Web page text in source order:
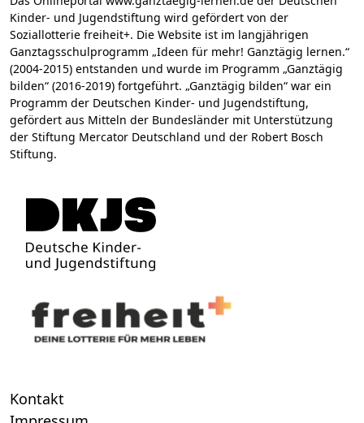
Kinder- und Jugendstiftung wird gefördert von der
Soziallotterie freiheit+. Die Website ist im langjährigen
Ganztagsschulprogramm „Ideen für mehr! Ganztägig lernen.“
(2004-2015) entstanden und wurde im Programm „Ganztägig
bilden“ (2016-2019) fortgeführt. „Ganztägig bilden“ war ein
Programm der Deutschen Kinder- und Jugendstiftung,
gefördert aus Mitteln der Bundesländer mit Unterstützung
der Stiftung Mercator Deutschland und der Robert Bosch
Stiftung.
Kontakt